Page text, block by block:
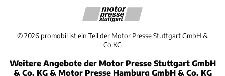
©2026 promobil ist ein Teil der Motor Presse Stuttgart GmbH &
Co.KG
Weitere Angebote der Motor Presse Stuttgart GmbH
& Co. KG & Motor Presse Hamburg GmbH & Co. KG